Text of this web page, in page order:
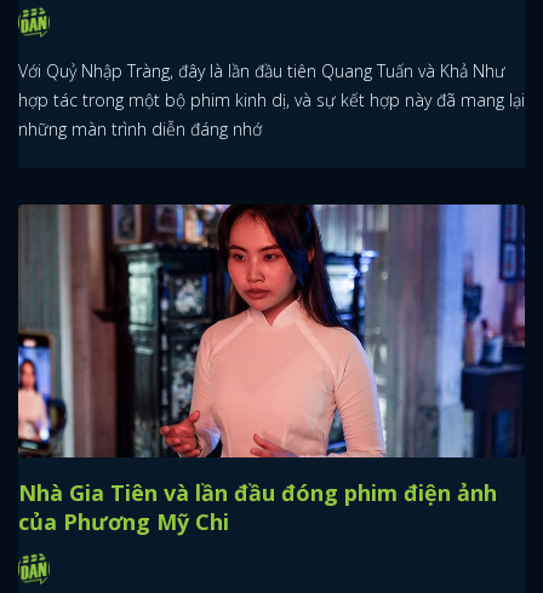
Với Quỷ Nhập Tràng, đây là lần đầu tiên Quang Tuấn và Khả Như
hợp tác trong một bộ phim kinh dị, và sự kết hợp này đã mang lại
những màn trình diễn đáng nhớ
Nhà Gia Tiên và lần đầu đóng phim điện ảnh
của Phương Mỹ Chi